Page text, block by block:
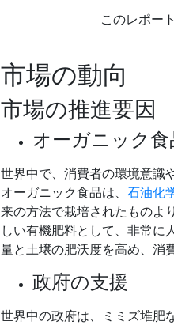
このレポー
市場の動向
市場の推進要因
オーガニック
世界中で、消費者の環境意識
オーガニック食品は、 石油化
来の方法で栽培されたものよ
しい有機肥料として、非常に
量と土壌の肥沃度を高め、消
政府の支援
世界中の政府は、ミミズ堆肥